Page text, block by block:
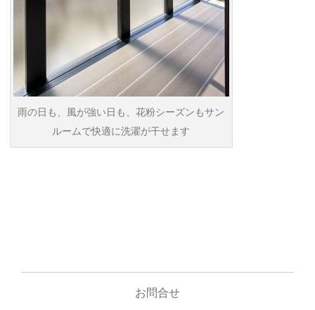
雨の日も、風が強い日も、花粉シーズンもサン
ルームで快適に洗濯が干せます
お問合せ